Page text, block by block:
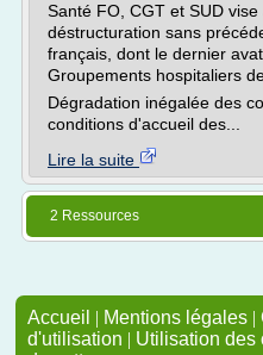
Santé FO, CGT et SUD
déstructuration sans
français, dont le dernier
Groupements hospitaliers
Dégradation inégalée des
conditions d'accueil des...
Lire la suite
2 Ressources
Accueil | Mentions légales |
d'utilisation | Utilisation des